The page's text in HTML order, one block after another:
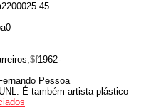
45
$f1962-
Pessoa
É também artista plástico